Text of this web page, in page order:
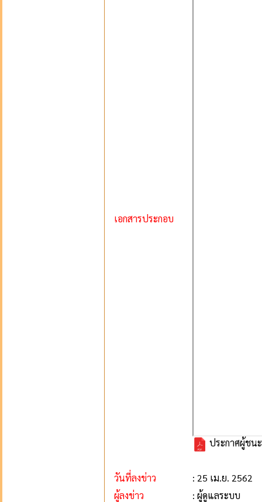
เอกสารประกอบ
ประกาศผู้ชน
วันที่ลงข่าว
: 25 เม.ย. 2562
ผู้ลงข่าว
: ผู้ดูแลระบบ